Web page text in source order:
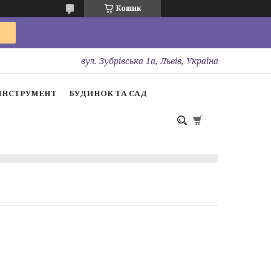
Кошик
вул. Зубрівська 1а, Львів, Україна
БУДИНОК ТА САД